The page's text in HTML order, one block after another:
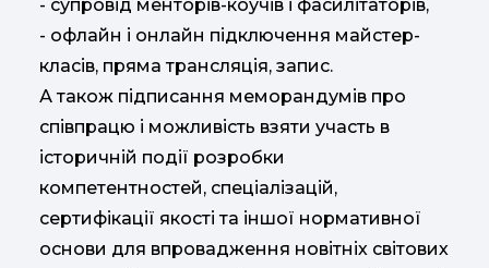
- супровід менторів-коучів і фасилітаторів,
- офлайн і онлайн підключення майстер-
класів, пряма трансляція, запис.
А також підписання меморандумів про
співпрацю і можливість взяти участь в
історичній події розробки
компетентностей, спеціалізацій,
сертифікації якості та іншої нормативної
основи для впровадження новітніх світових